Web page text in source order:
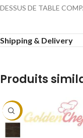
DESSUS DE TABLE
Shipping & Delivery
Produits
-9%